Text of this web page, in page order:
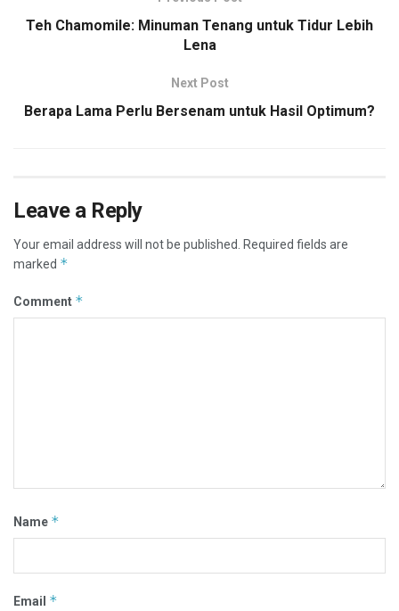
Teh Chamomile: Minuman Tenang untuk Tidur Lebih
Lena
Next Post
Berapa Lama Perlu Bersenam untuk Hasil Optimum?
Leave a Reply
Your email address will not be published. Required fields are
marked *
Comment *
Name *
Email *